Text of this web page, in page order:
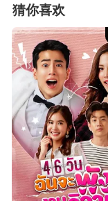
猜你喜欢